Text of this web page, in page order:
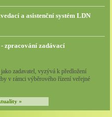
a asistenční systém LDN
zpracování zadávací
zadavatel, vyzývá k předložení
v rámci výběrového řízení veřejné
»